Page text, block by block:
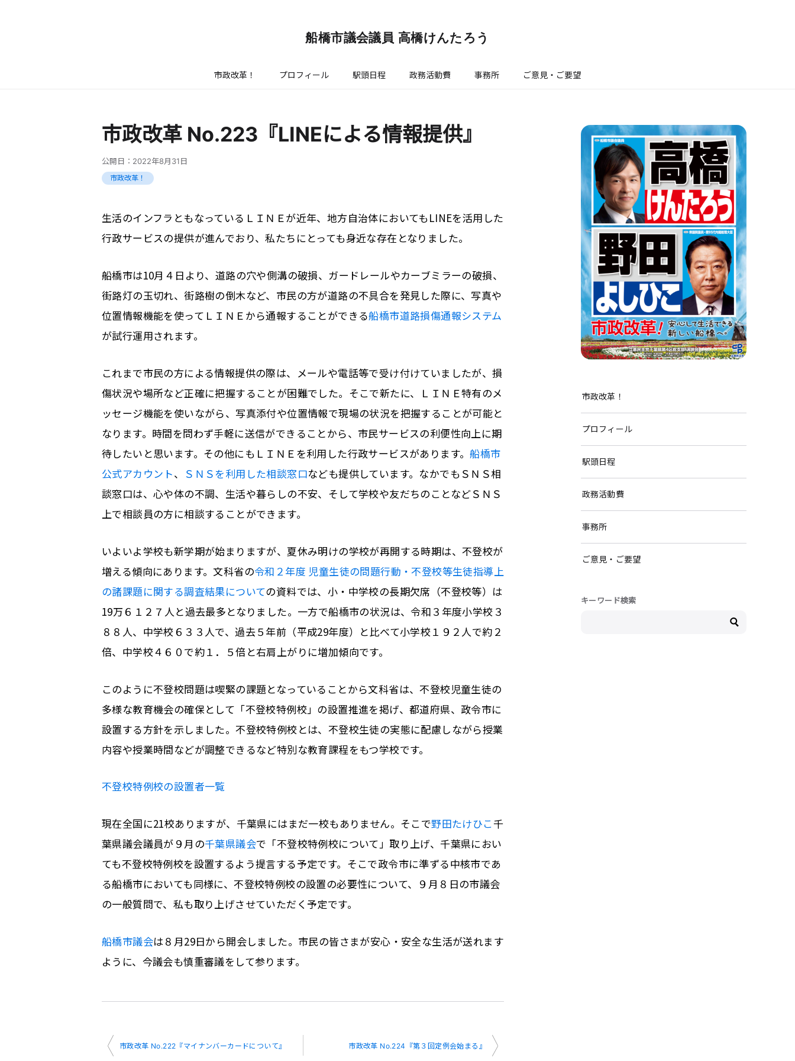
船橋市議会議員 高橋けんたろう
市政改革！ プロフィール 駅頭日程 政務活動費 事務所 ご意見・ご要望
市政改革 No.223『LINEによる情報提供』
公開日： 2022年8月31日
市政改革！
生活のインフラともなっているＬＩＮＥが近年、地方自治体においてもLINEを活用した
行政サービスの提供が進んでおり、私たちにとっても身近な存在となりました。
船橋市は10月４日より、道路の穴や側溝の破損、ガードレールやカーブミラーの破損、
街路灯の玉切れ、街路樹の倒木など、市民の方が道路の不具合を発見した際に、写真や
位置情報機能を使ってＬＩＮＥから通報することができる船橋市道路損傷通報システム
が試行運用されます。
これまで市民の方による情報提供の際は、メールや電話等で受け付けていましたが、損
傷状況や場所など正確に把握することが困難でした。そこで新たに、ＬＩＮＥ特有のメ
ッセージ機能を使いながら、写真添付や位置情報で現場の状況を把握することが可能と
なります。時間を問わず手軽に送信ができることから、市民サービスの利便性向上に期
待したいと思います。その他にもＬＩＮＥを利用した行政サービスがあります。船橋市
公式アカウント、 ＳＮＳを利用した相談窓口なども提供しています。なかでもＳＮＳ相
談窓口は、心や体の不調、生活や暮らしの不安、そして学校や友だちのことなどＳＮＳ
上で相談員の方に相談することができます。
いよいよ学校も新学期が始まりますが、夏休み明けの学校が再開する時期は、不登校が
増える傾向にあります。文科省の令和２年度 児童生徒の問題行動・不登校等生徒指導上
の諸課題に関する調査結果についての資料では、小・中学校の長期欠席（不登校等）は
19万６１２７人と過去最多となりました。一方で船橋市の状況は、令和３年度小学校３
８８人、中学校６３３人で、過去５年前（平成29年度）と比べて小学校１９２人で約２
倍、中学校４６０で約１．５倍と右肩上がりに増加傾向です。
このように不登校問題は喫緊の課題となっていることから文科省は、不登校児童生徒の
多様な教育機会の確保として「不登校特例校」の設置推進を掲げ、都道府県、政令市に
設置する方針を示しました。不登校特例校とは、不登校生徒の実態に配慮しながら授業
内容や授業時間などが調整できるなど特別な教育課程をもつ学校です。
不登校特例校の設置者一覧
現在全国に21校ありますが、千葉県にはまだ一校もありません。そこで野田たけひこ千
葉県議会議員が９月の千葉県議会で「不登校特例校について」取り上げ、千葉県におい
ても不登校特例校を設置するよう提言する予定です。そこで政令市に準ずる中核市であ
る船橋市においても同様に、不登校特例校の設置の必要性について、９月８日の市議会
の一般質問で、私も取り上げさせていただく予定です。
船橋市議会は８月29日から開会しました。市民の皆さまが安心・安全な生活が送れます
ように、今議会も慎重審議をして参ります。
投
市政改革 No.222『マイナンバーカードについて』 市政改革 No.224『第３回定例会始まる』
市政改革！
プロフィール
駅頭日程
政務活動費
事務所
ご意見・ご要望
キーワード検索